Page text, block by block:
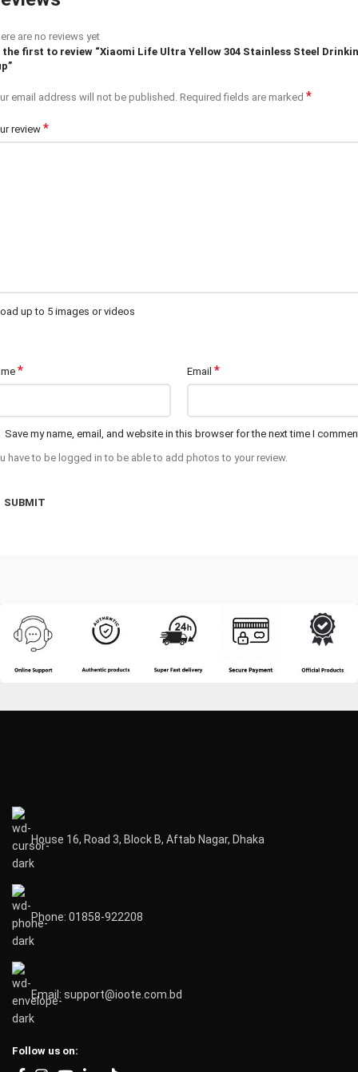
are no reviews yet
the first to review “Xiaomi Life Ultra Yellow 304 Stainless Steel
email address will not be published. Required fields are marked *
review *
up to 5 images or videos
* Email *
Save my name, email, and website in this browser for the next time I
have to be logged in to be able to add photos to your review.
House 16, Road 3, Block B, Aftab Nagar, Dhaka
Phone: 01858-922208
Email: support@ioote.com.bd
Follow us on: